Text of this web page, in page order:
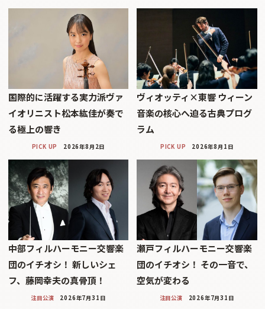
国際的に活躍する実力派ヴァ
イオリニスト松本紘佳が奏で
る極上の響き
PICK UP 2026年8月2日
ヴィオッティ×東響 ウィーン
音楽の核心へ迫る古典プログ
ラム
PICK UP 2026年8月1日
中部フィルハーモニー交響楽
団のイチオシ！ 新しいシェ
フ、藤岡幸夫の真骨頂！
注目公演 2026年7月31日
瀬戸フィルハーモニー交響楽
団のイチオシ！ その一音で、
空気が変わる
注目公演 2026年7月31日